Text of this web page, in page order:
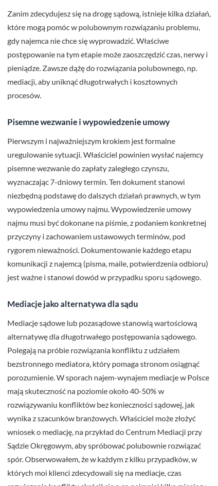
Zanim zdecydujesz się na drogę sądową, istnieje kilka działań,
które mogą pomóc w polubownym rozwiązaniu problemu,
gdy najemca nie chce się wyprowadzić. Właściwe
postępowanie na tym etapie może zaoszczędzić czas, nerwy i
pieniądze. Zawsze dążę do rozwiązania polubownego, np.
mediacji, aby uniknąć długotrwałych i kosztownych
procesów.
Pisemne wezwanie i wypowiedzenie umowy
Pierwszym i najważniejszym krokiem jest formalne
uregulowanie sytuacji. Właściciel powinien wysłać najemcy
pisemne wezwanie do zapłaty zaległego czynszu,
wyznaczając 7-dniowy termin. Ten dokument stanowi
niezbędną podstawę do dalszych działań prawnych, w tym
wypowiedzenia umowy najmu. Wypowiedzenie umowy
najmu musi być dokonane na piśmie, z podaniem konkretnej
przyczyny i zachowaniem ustawowych terminów, pod
rygorem nieważności. Dokumentowanie każdego etapu
komunikacji z najemcą (pisma, maile, potwierdzenia odbioru)
jest ważne i stanowi dowód w przypadku sporu sądowego.
Mediacje jako alternatywa dla sądu
Mediacje sądowe lub pozasądowe stanowią wartościową
alternatywę dla długotrwałego postępowania sądowego.
Polegają na próbie rozwiązania konfliktu z udziałem
bezstronnego mediatora, który pomaga stronom osiągnąć
porozumienie. W sporach najem-wynajem mediacje w Polsce
mają skuteczność na poziomie około 40-50% w
rozwiązywaniu konfliktów bez konieczności sądowej, jak
wynika z szacunków branżowych. Właściciel może złożyć
wniosek o mediację, na przykład do Centrum Mediacji przy
Sądzie Okręgowym, aby spróbować polubownie rozwiązać
spór. Obserwowałem, że w każdym z kilku przypadków, w
których moi klienci zdecydowali się na mediacje, czas